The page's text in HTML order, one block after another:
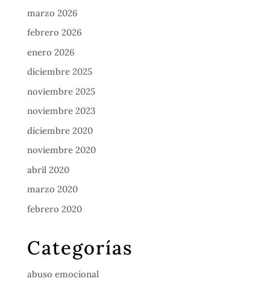
marzo 2026
febrero 2026
enero 2026
diciembre 2025
noviembre 2025
noviembre 2023
diciembre 2020
noviembre 2020
abril 2020
marzo 2020
febrero 2020
Categorías
abuso emocional